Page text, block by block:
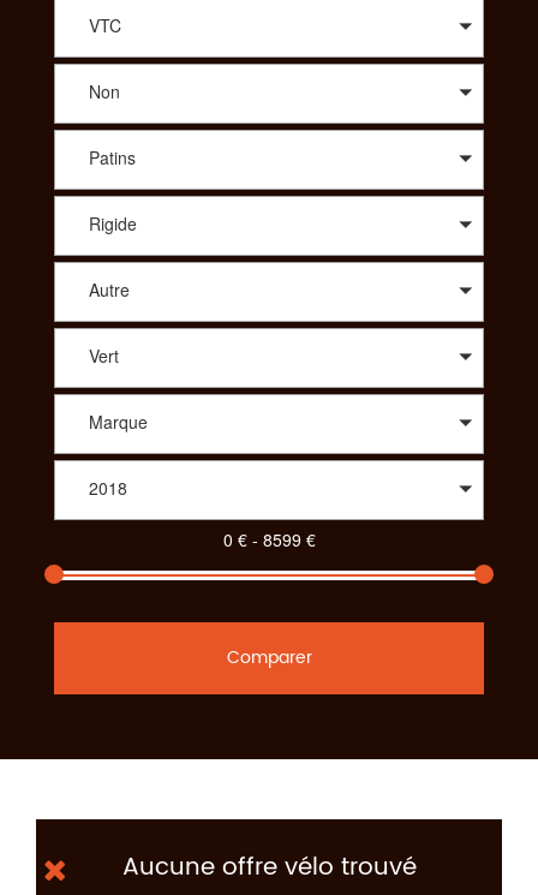
vous propose le meilleur prix. A travers une large sélection de
Terrains : all-mountain, enduro, descente/freeride, fat, dirt. Afin
de vous proposer les meilleurs produits spécialisés vous
pourrez aussi choisir le vélo idéal dans des gammes comme le
Trekking : VTC, Rando/voyage, vélo couché ou bien même
parmi un choix de tandem, de BMX, des vélos pliants, des
vélos de ville ou encore des draisiennes. Pour votre enfant
aussi vous aurez le choix parmi une diversité de vélos. Pour
consulter et trouver le vélo parfait pour votre pratique,
SportAdvice propose différents critères à sélectionner pour
VTC
Non
Patins
Rigide
Autre
Vert
Marque
2018
Comparer
Aucune offre vélo trouvé